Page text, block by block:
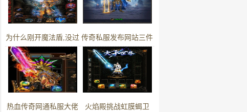
为什么刚开魔法盾,没过
一会就消失了
传奇私服发布网站三件
战士黄金装备第三件是
个谜
热血传奇网通私服大佬 火焰殿挑战虹膜蝎卫